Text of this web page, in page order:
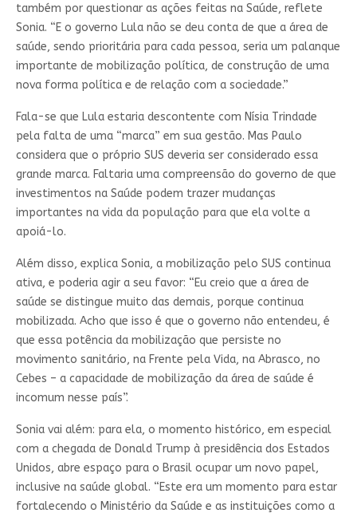
também por questionar as ações feitas na Saúde, reflete
Sonia. “E o governo Lula não se deu conta de que a área de
saúde, sendo prioritária para cada pessoa, seria um palanque
importante de mobilização política, de construção de uma
nova forma política e de relação com a sociedade.”
Fala-se que Lula estaria descontente com Nísia Trindade
pela falta de uma “marca” em sua gestão. Mas Paulo
considera que o próprio SUS deveria ser considerado essa
grande marca. Faltaria uma compreensão do governo de que
investimentos na Saúde podem trazer mudanças
importantes na vida da população para que ela volte a
apoiá-lo.
Além disso, explica Sonia, a mobilização pelo SUS continua
ativa, e poderia agir a seu favor: “Eu creio que a área de
saúde se distingue muito das demais, porque continua
mobilizada. Acho que isso é que o governo não entendeu, é
que essa potência da mobilização que persiste no
movimento sanitário, na Frente pela Vida, na Abrasco, no
Cebes – a capacidade de mobilização da área de saúde é
incomum nesse país”.
Sonia vai além: para ela, o momento histórico, em especial
com a chegada de Donald Trump à presidência dos Estados
Unidos, abre espaço para o Brasil ocupar um novo papel,
inclusive na saúde global. “Este era um momento para estar
fortalecendo o Ministério da Saúde e as instituições como a